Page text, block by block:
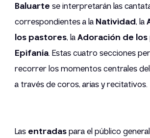
Baluarte se interpretarán las
correspondientes a la Natividad, la
los pastores, laAdoración de
Epifanía. Estas cuatro secciones
recorrer los momentos centrales
a través de coros, arias y recitativos.
Las entradaspara el público